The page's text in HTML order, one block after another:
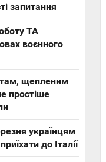
запитання
ТА
воєнного
щепленим
простіше
українцям
до Італії